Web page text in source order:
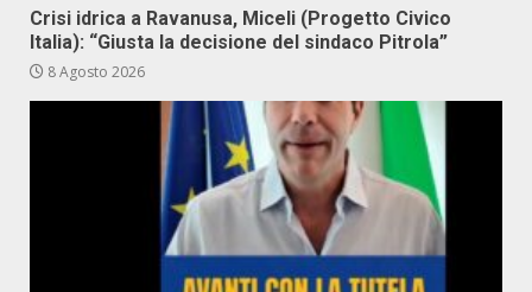
Crisi idrica a Ravanusa, Miceli (Progetto Civico
Italia): “Giusta la decisione del sindaco Pitrola”
8 Agosto 2026